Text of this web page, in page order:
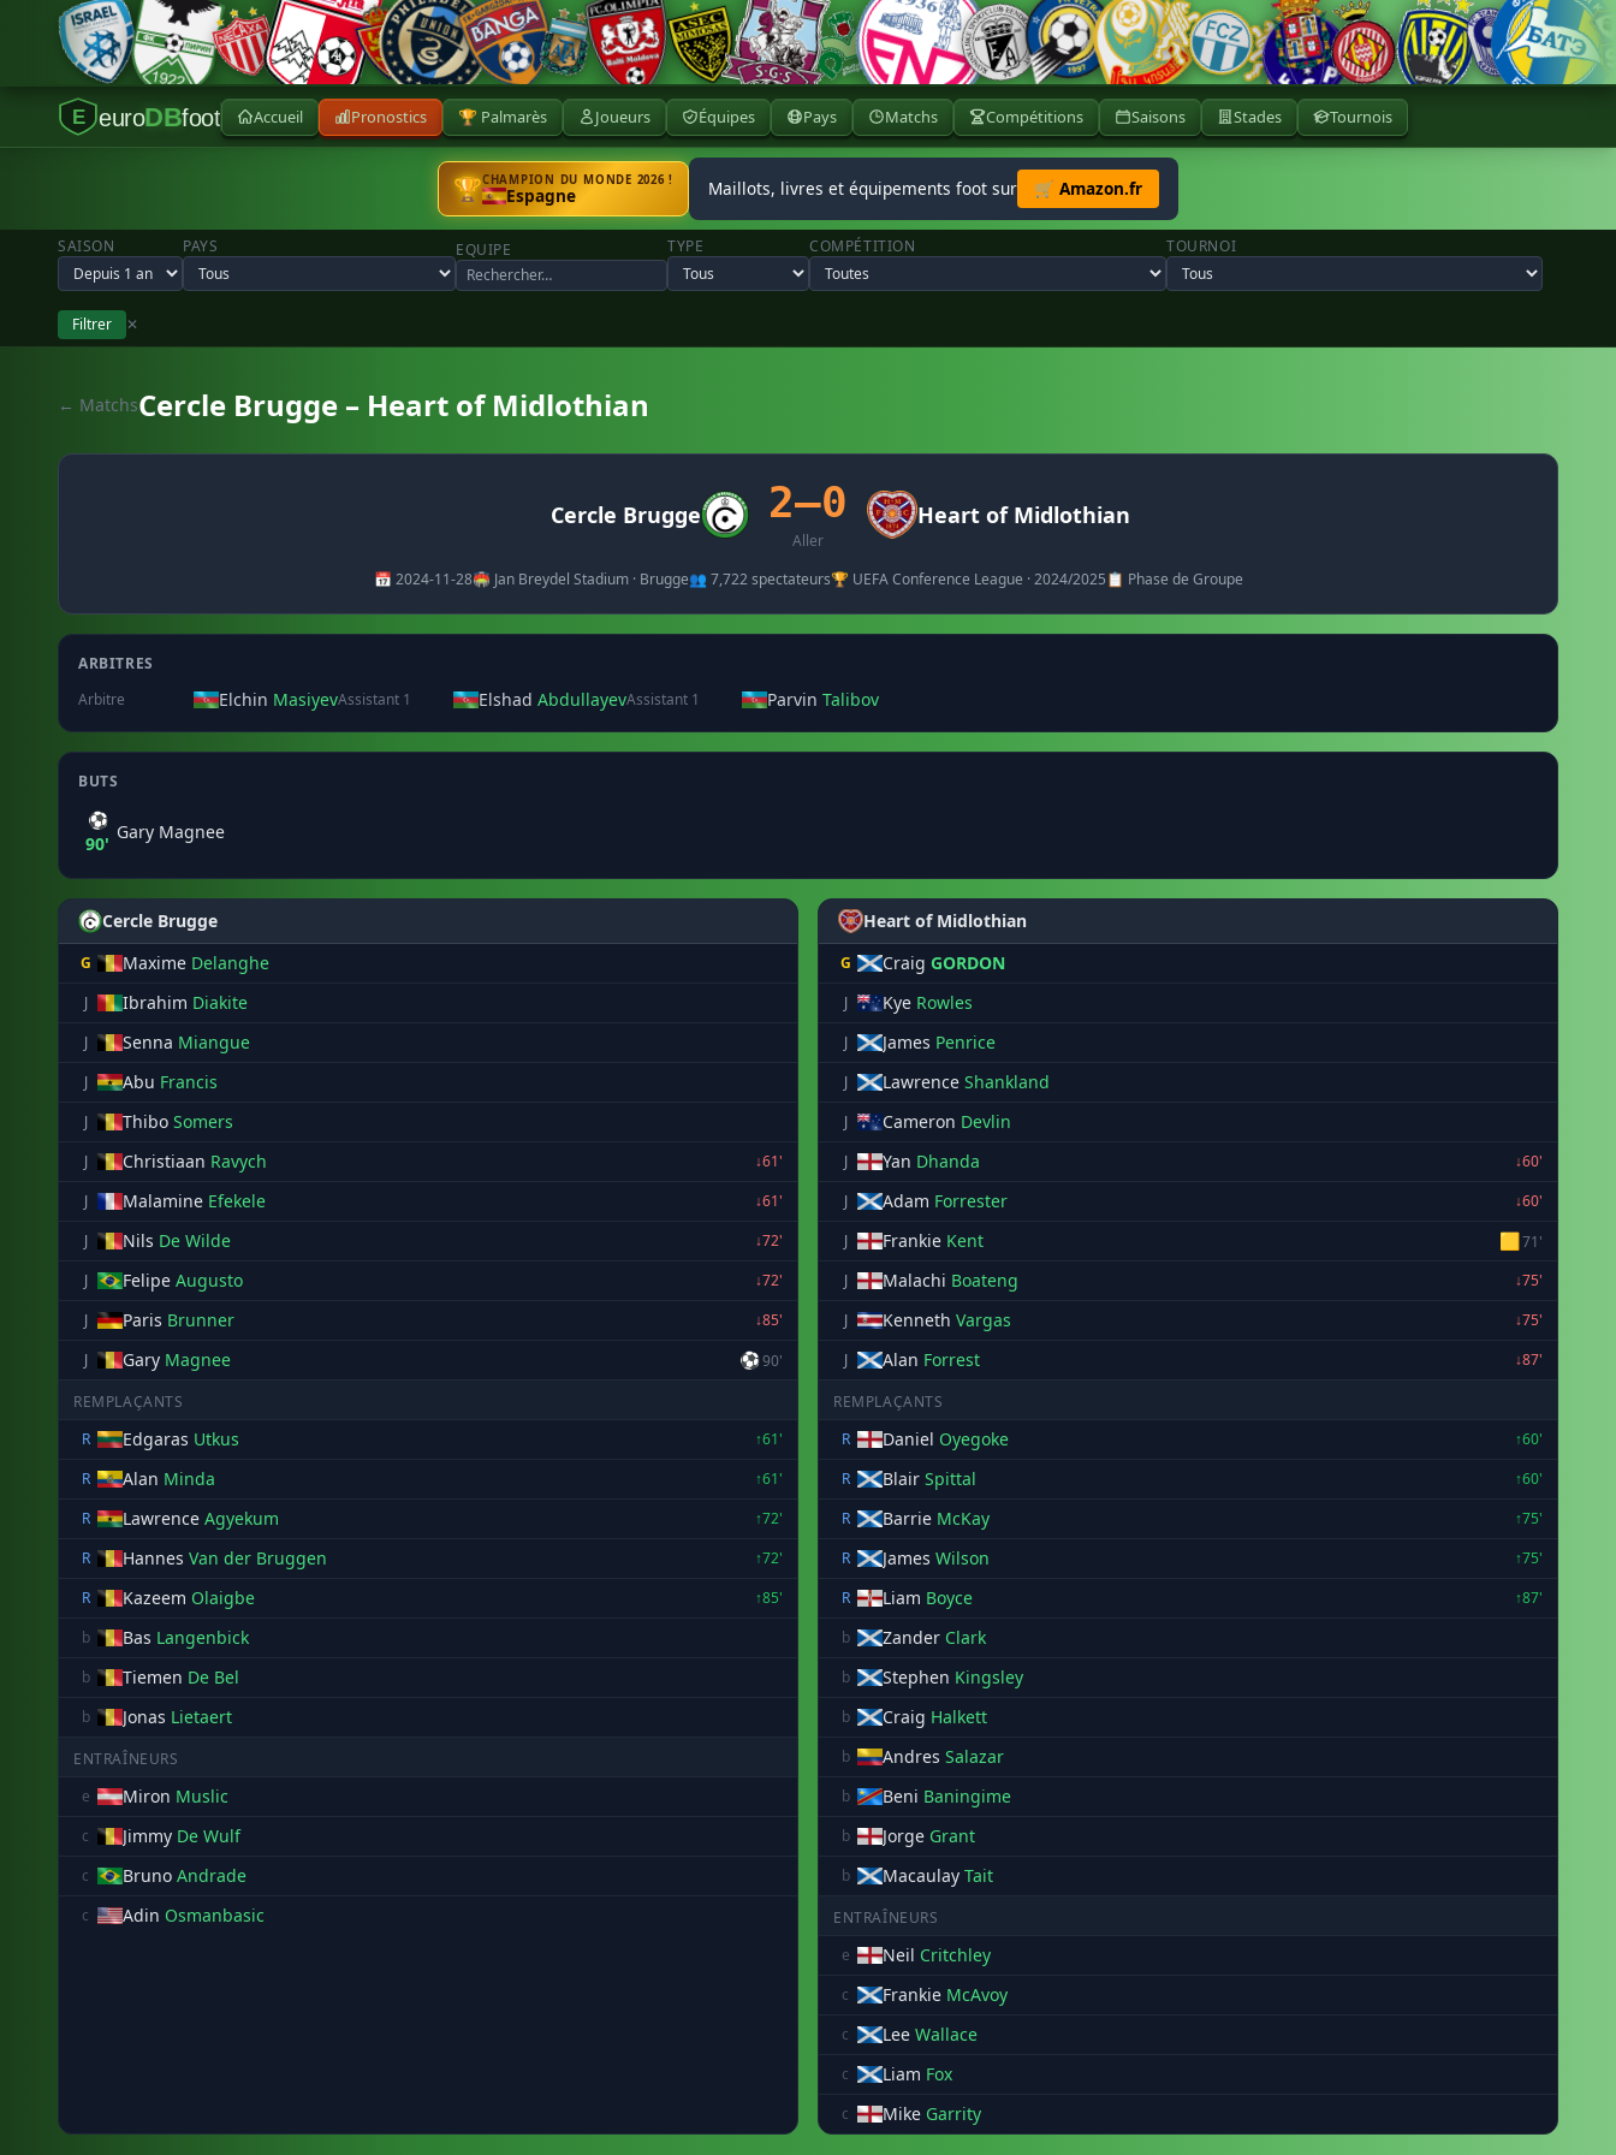
E euroDBfoot Accueil Pronostics 🏆 Palmarès Joueurs Équipes Pays Matchs Compétitions Saisons Stades Tournois
🏆CHAMPION DU MONDE 2026 !
Espagne Maillots, livres et équipements foot sur 🛒 Amazon.fr
SAISON PAYS EQUIPE TYPE COMPÉTITION TOURNOI
Filtrer ✕
← MatchsCercle Brugge – Heart of Midlothian
Cercle Brugge 2–0
Aller
Heart of Midlothian
📅 2024-11-28🏟️ Jan Breydel Stadium · Brugge👥 7,722 spectateurs🏆 UEFA Conference League · 2024/2025📋 Phase de Groupe
ARBITRES
Arbitre
Elchin MasiyevAssistant 1 Elshad AbdullayevAssistant 1 Parvin Talibov
BUTS
⚽
90'
Gary Magnee
Cercle Brugge
G Maxime Delanghe
J Ibrahim Diakite
J Senna Miangue
J Abu Francis
J Thibo Somers
J Christiaan Ravych
↓61'
J
Malamine Efekele
↓61'
J
Nils De Wilde
↓72'
J
Felipe Augusto
↓72'
J
Paris Brunner
↓85'
J
Gary Magnee ⚽90'
REMPLAÇANTS
R
Edgaras Utkus
↑61'
R
Alan Minda
↑61'
R
Lawrence Agyekum
↑72'
R
Hannes Van der Bruggen
↑72'
R
Kazeem Olaigbe
↑85'
b
Bas Langenbick
b Tiemen De Bel
b Jonas Lietaert
ENTRAÎNEURS
e
Miron Muslic
c Jimmy De Wulf
c Bruno Andrade
c Adin Osmanbasic
Heart of Midlothian
G Craig GORDON
J Kye Rowles
J James Penrice
J Lawrence Shankland
J Cameron Devlin
J Yan Dhanda
↓60'
J
Adam Forrester
↓60'
J
Frankie Kent 🟨71'
J
Malachi Boateng
↓75'
J
Kenneth Vargas
↓75'
J
Alan Forrest ↓87'
REMPLAÇANTS
R
Daniel Oyegoke
↑60'
R
Blair Spittal
↑60'
R
Barrie McKay
↑75'
R
James Wilson
↑75'
R
Liam Boyce
↑87'
b
Zander Clark
b Stephen Kingsley
b Craig Halkett
b Andres Salazar
b Beni Baningime
b Jorge Grant
b Macaulay Tait
ENTRAÎNEURS
e
Neil Critchley
c Frankie McAvoy
c Lee Wallace
c Liam Fox
c Mike Garrity